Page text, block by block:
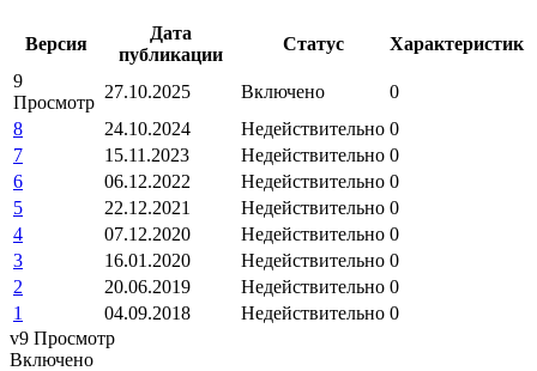
Версия
Дата
публикации
Статус
Характеристик
9
Просмотр
27.10.2025 Включено
0
8
24.10.2024 Недействительно 0
7
15.11.2023 Недействительно 0
6
06.12.2022 Недействительно 0
5
22.12.2021 Недействительно 0
4
07.12.2020 Недействительно 0
3
16.01.2020 Недействительно 0
2
20.06.2019 Недействительно 0
1
04.09.2018 Недействительно 0
v9 Просмотр
Включено